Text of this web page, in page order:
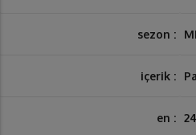
sezon :
içerik :
en :